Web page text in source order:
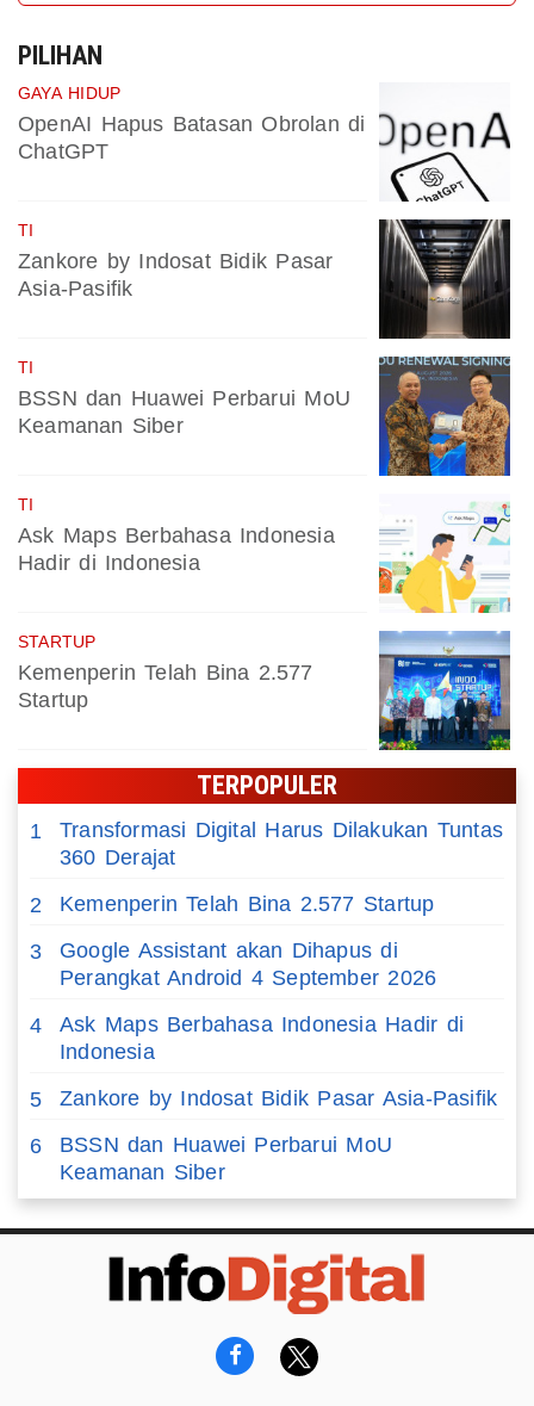
PILIHAN
GAYA HIDUP
OpenAI Hapus Batasan Obrolan di
ChatGPT
TI
Zankore by Indosat Bidik Pasar
Asia-Pasifik
TI
BSSN dan Huawei Perbarui MoU
Keamanan Siber
TI
Ask Maps Berbahasa Indonesia
Hadir di Indonesia
STARTUP
Kemenperin Telah Bina 2.577
Startup
TERPOPULER
1
Transformasi Digital Harus Dilakukan Tuntas
360 Derajat
2
Kemenperin Telah Bina 2.577 Startup
3
Google Assistant akan Dihapus di
Perangkat Android 4 September 2026
4
Ask Maps Berbahasa Indonesia Hadir di
Indonesia
5
Zankore by Indosat Bidik Pasar Asia-Pasifik
6
BSSN dan Huawei Perbarui MoU
Keamanan Siber